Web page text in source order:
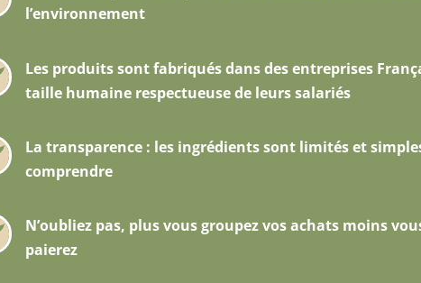
l’environnement
Les produits sont fabriqués dans des entreprises
taille humaine respectueuse de leurs salariés
La transparence : les ingrédients sont limités et
comprendre
N’oubliez pas, plus vous groupez vos achats moins
paierez